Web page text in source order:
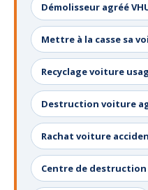
Démolisseur agréé
Mettre à la casse sa
Recyclage voiture
Destruction voiture
Rachat voiture
Centre de destruction